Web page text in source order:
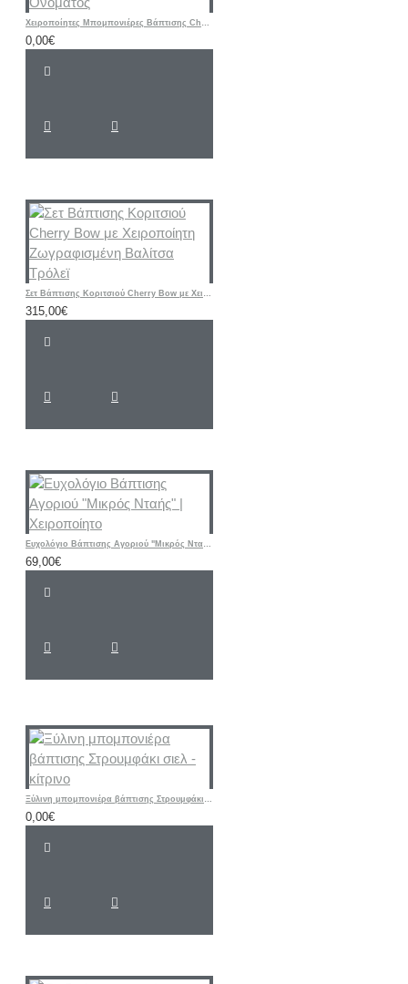
Χειροποίητες Μπομπονιέρες Βάπτισης Cherry – Υφασμάτινα Πορτοφολάκια με Αρχικό Ονόματος
0,00€
Σετ Βάπτισης Κοριτσιού Cherry Bow με Χειροποίητη Ζωγραφισμένη Βαλίτσα Τρόλεϊ
315,00€
Ευχολόγιο Βάπτισης Αγοριού "Μικρός Νταής" | Χειροποίητο
69,00€
Ξύλινη μπομπονιέρα βάπτισης Στρουμφάκι σιελ - κίτρινο
0,00€